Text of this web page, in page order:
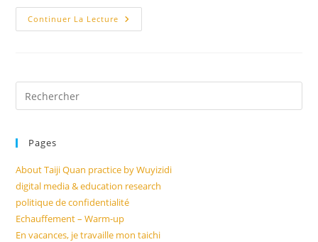
Continuer La Lecture Qu’est
Ce
?
Pages
About Taiji Quan practice by Wuyizidi
digital media & education research
politique de confidentialité
Echauffement – Warm-up
En vacances, je travaille mon taichi